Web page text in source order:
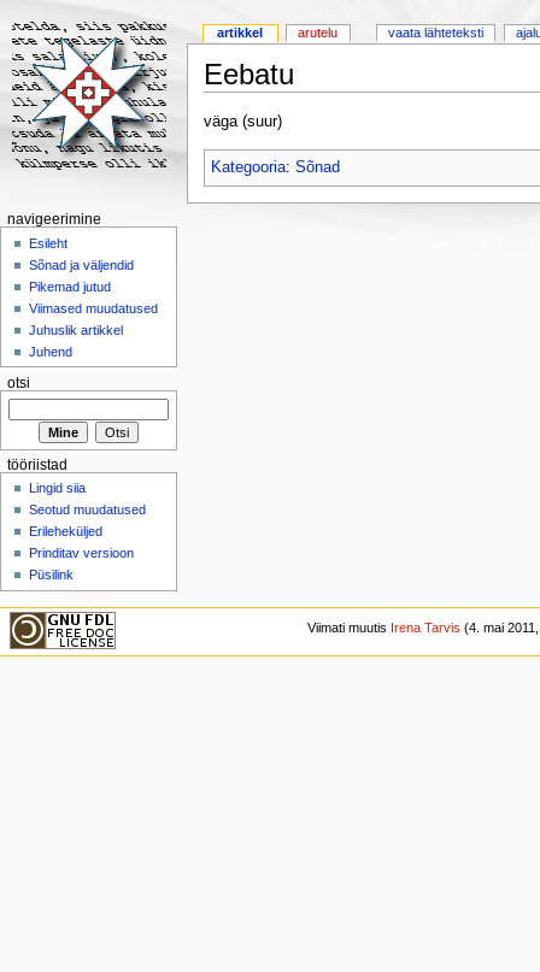
Eebatu
väga (suur)
Kategooria: Sõnad
artikkel arutelu vaata lähteteksti
navigeerimine
Esileht
Sõnad ja väljendid
Pikemad jutud
Viimased muudatused
Juhuslik artikkel
Juhend
otsi
tööriistad
Lingid siia
Seotud muudatused
Erileheküljed
Prinditav versioon
Püsilink
Viimati muutis Irena Tarvis (4. mai